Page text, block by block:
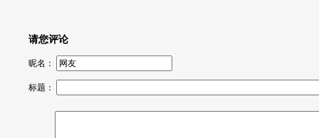
请您评论
昵名：
标题：